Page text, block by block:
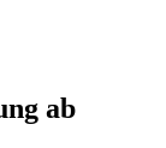
ab